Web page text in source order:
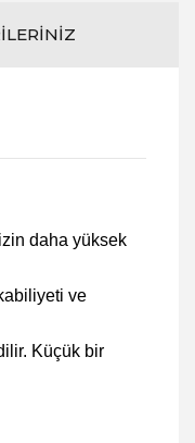
daha yüksek
ve
Küçük bir